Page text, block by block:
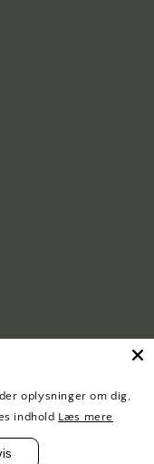
oplysninger om dig,
indhold Læs mere